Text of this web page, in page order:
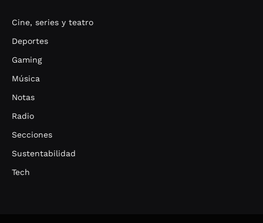
Cine, series y teatro
Deportes
Gaming
Música
Notas
Radio
Secciones
Sustentabilidad
Tech